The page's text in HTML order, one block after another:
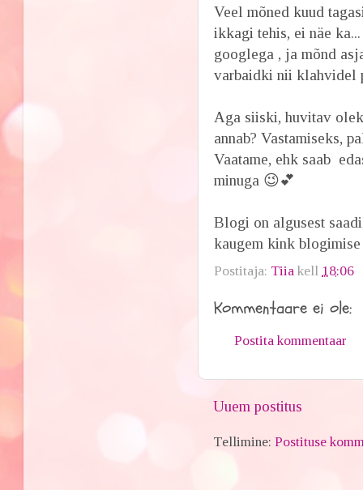
Veel mõned kuud
ikkagi tehis, ei näe
googlega , ja mõnd
varbaidki nii klahvidel
Aga siiski, huvitav
annab? Vastamiseks,
Vaatame, ehk saab
minuga 😉💕
Blogi on algusest
kaugem kink
Postitaja: Tiia kell 18:06
Kommentaare ei ole:
Postita kommentaar
Uuem postitus
Tellimine:Postituse